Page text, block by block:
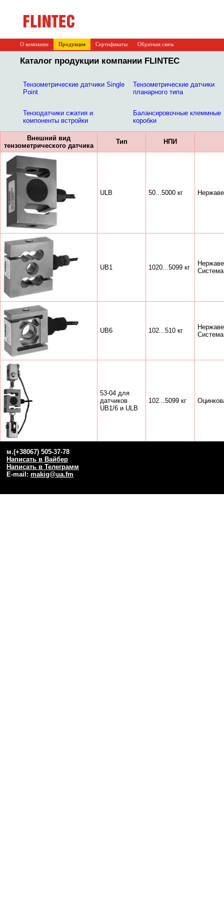
О компании Продукция Сертификаты Обратная связь
Каталог продукции компании FLINTEC
Тензометрические датчики Single
Point
Тензометрические датчики
планарного типа
Тензодатчики сжатия и
компоненты встройки
Балансировочные клеммные
коробки
Внешний вид
тензометрического датчика
Тип НПИ
ULB 50...5000 кг
UB1 1020...5099 кг
Система
UB6 102...510 кг
Система
53-04 для
датчиков
UB1/6 и ULB
102...5099 кг
м.(+38067) 505-37-78
Написать в Вайбер
Написать в Телеграмм
E-mail: makig@ua.fm